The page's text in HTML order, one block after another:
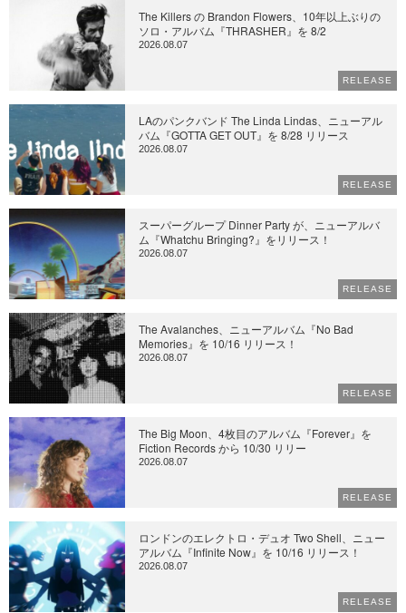
The Killers の Brandon Flowers、10年以上ぶりの
ソロ・アルバム『THRASHER』を 8/2
2026.08.07
RELEASE
LAのパンクバンド The Linda Lindas、ニューアル
バム『GOTTA GET OUT』を 8/28 リリース
2026.08.07
RELEASE
スーパーグループ Dinner Party が、ニューアルバ
ム『Whatchu Bringing?』をリリース！
2026.08.07
RELEASE
The Avalanches、ニューアルバム『No Bad
Memories』を 10/16 リリース！
2026.08.07
RELEASE
The Big Moon、4枚目のアルバム『Forever』を
Fiction Records から 10/30 リリー
2026.08.07
RELEASE
ロンドンのエレクトロ・デュオ Two Shell、ニュー
アルバム『Infinite Now』を 10/16 リリース！
2026.08.07
RELEASE